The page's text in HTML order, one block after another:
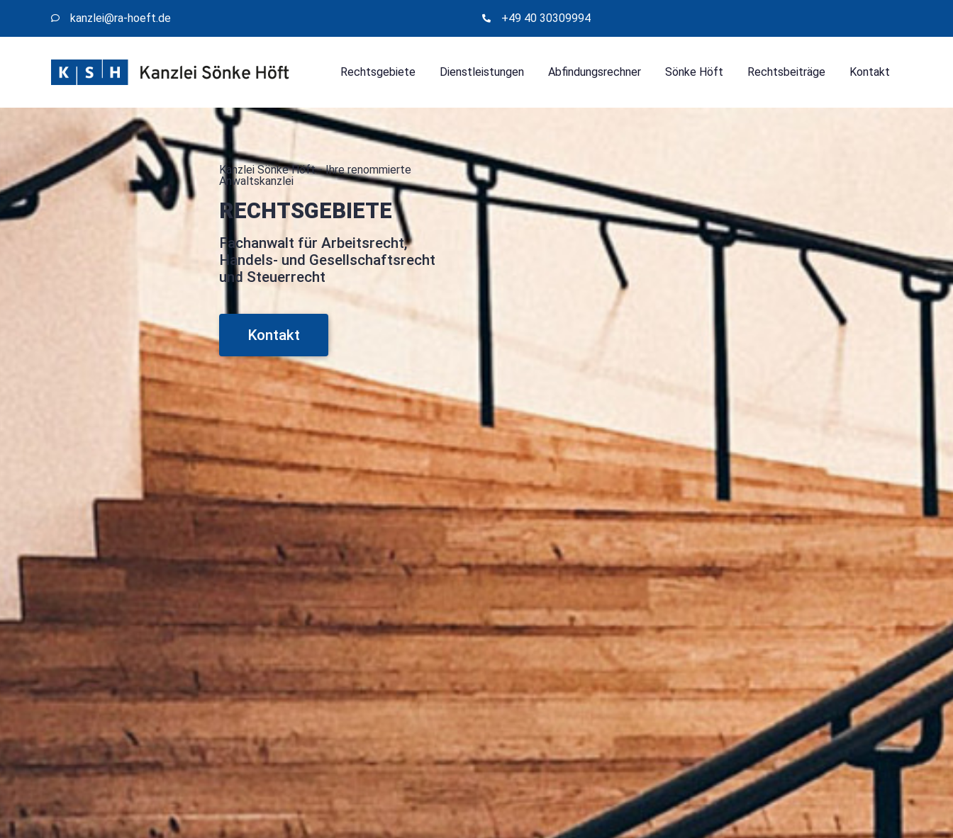
kanzlei@​ra-hoeft.de +49 40 30309994
Rechtsgebiete Dienstleistungen Abfindungsrechner Sönke Höft Rechtsbeiträge Kontakt
Kanzlei Sönke Höft - Ihre renommierte
Anwaltskanzlei
RECHTSGEBIETE
Fachanwalt für Arbeitsrecht,
Handels- und Gesellschaftsrecht
und Steuerrecht
Kontakt